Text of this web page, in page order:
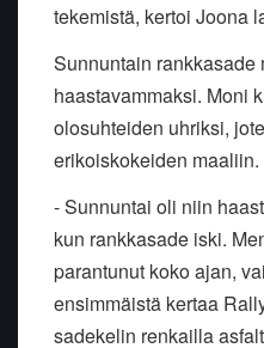
tekemistä, kertoi Joona
Sunnuntain
haastavammaksi. Moni
olosuhteiden uhriksi,
erikoiskokeiden maaliin.
-Sunnuntai oli niin
kun rankkasade iski.
parantunut koko ajan,
ensimmäistä kertaa
sadekelin renkailla